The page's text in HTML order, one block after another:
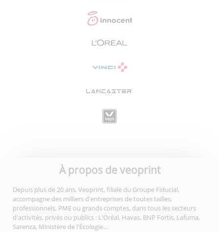
À propos de veoprint
Depuis plus de 20 ans, Veoprint, filiale du Groupe Fiducial,
accompagne des milliers d'entreprises de toutes tailles,
professionnels, PME ou grands comptes, dans tous les secteurs
d'activités, privés ou publics : L'Oréal, Havas, BNP Fortis, Lafuma,
Sarenza, Ministère de l'Écologie…